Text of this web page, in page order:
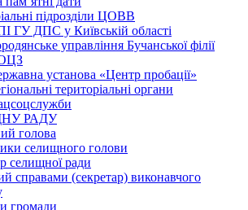
підрозділи ЦОВВ
ГУ ДПС у Київській області
управління Бучанської філії
установа «Центр пробації»
територіальні органи
РАДУ
голова
селищного голови
селищної ради
справами (секретар) виконавчого
громади